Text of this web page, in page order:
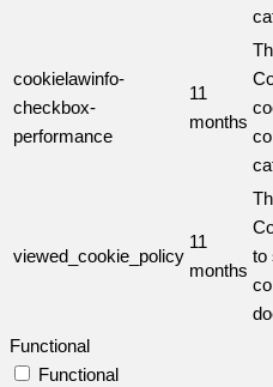
cookielawinfo-
checkbox-
performance
11
months
viewed_cookie_policy
11
months
to
Functional
Functional